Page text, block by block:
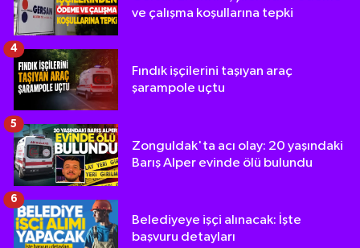
ve çalışma koşullarına tepki
Fındık işçilerini taşıyan araç
şarampole uçtu
4
Zonguldak'ta acı olay: 20 yaşındaki
Barış Alper evinde ölü bulundu
5
Belediyeye işçi alınacak: İşte
başvuru detayları
6